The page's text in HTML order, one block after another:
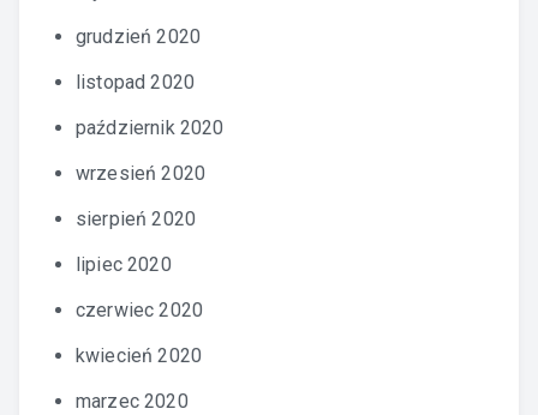
grudzień 2020
listopad 2020
październik 2020
wrzesień 2020
sierpień 2020
lipiec 2020
czerwiec 2020
kwiecień 2020
marzec 2020